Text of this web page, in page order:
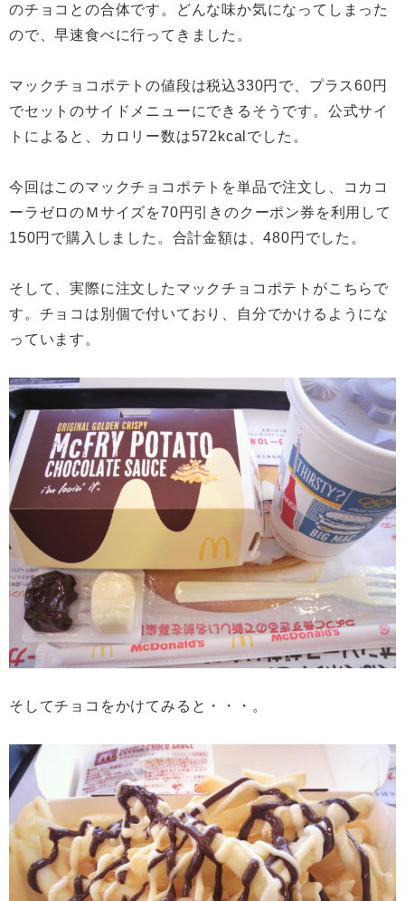
のチョコとの合体です。どんな味か気になってしまった
ので、早速食べに行ってきました。
マックチョコポテトの値段は税込330円で、プラス60円
でセットのサイドメニューにできるそうです。公式サイ
トによると、カロリー数は572kcalでした。
今回はこのマックチョコポテトを単品で注文し、コカコ
ーラゼロのＭサイズを70円引きのクーポン券を利用して
150円で購入しました。合計金額は、480円でした。
そして、実際に注文したマックチョコポテトがこちらで
す。チョコは別個で付いており、自分でかけるようにな
っています。
そしてチョコをかけてみると・・・。